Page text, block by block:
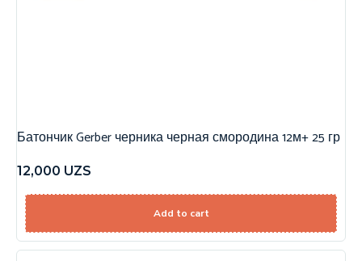
Батончик Gerber черника черная смородина 12м+ 25 гр
12,000 UZS
Add to cart